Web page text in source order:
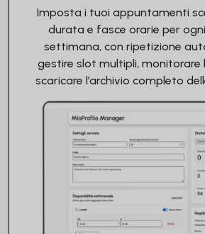
Imposta i tuoi appuntamenti
durata e fasce orarie per
settimana, con ripetizione
gestire slot multipli, monitorare
scaricare l’archivio completo